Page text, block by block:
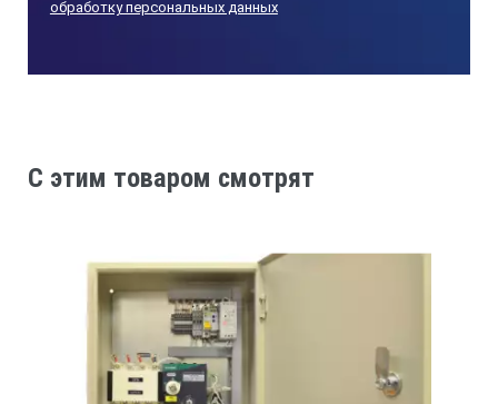
обработку персональных данных
C этим товаром смотрят